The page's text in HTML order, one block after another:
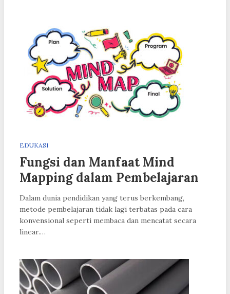
EDUKASI
Fungsi dan Manfaat Mind
Mapping dalam Pembelajaran
Dalam dunia pendidikan yang terus berkembang,
metode pembelajaran tidak lagi terbatas pada cara
konvensional seperti membaca dan mencatat secara
linear.…